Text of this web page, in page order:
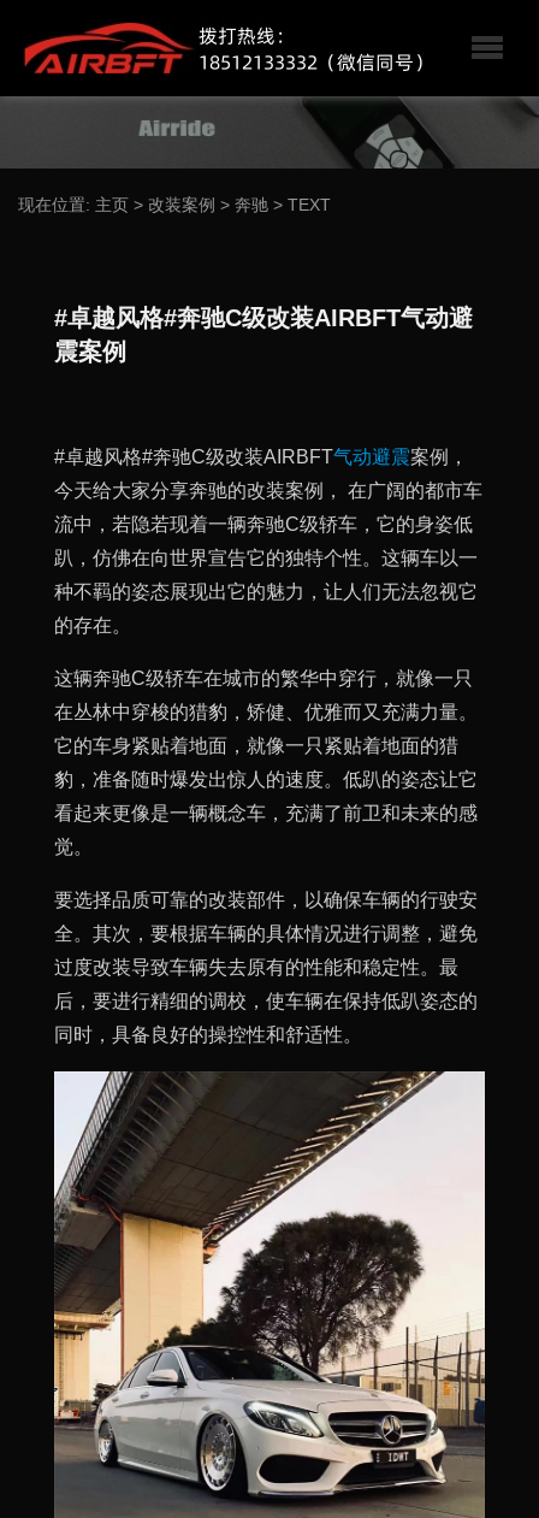
现在位置: 主页 > 改装案例 > 奔驰 > TEXT
#卓越风格#奔驰C级改装AIRBFT气动避
震案例
#卓越风格#奔驰C级改装AIRBFT气动避震案例，
今天给大家分享奔驰的改装案例， 在广阔的都市车
流中，若隐若现着一辆奔驰C级轿车，它的身姿低
趴，仿佛在向世界宣告它的独特个性。这辆车以一
种不羁的姿态展现出它的魅力，让人们无法忽视它
的存在。
这辆奔驰C级轿车在城市的繁华中穿行，就像一只
在丛林中穿梭的猎豹，矫健、优雅而又充满力量。
它的车身紧贴着地面，就像一只紧贴着地面的猎
豹，准备随时爆发出惊人的速度。低趴的姿态让它
看起来更像是一辆概念车，充满了前卫和未来的感
觉。
要选择品质可靠的改装部件，以确保车辆的行驶安
全。其次，要根据车辆的具体情况进行调整，避免
过度改装导致车辆失去原有的性能和稳定性。最
后，要进行精细的调校，使车辆在保持低趴姿态的
同时，具备良好的操控性和舒适性。